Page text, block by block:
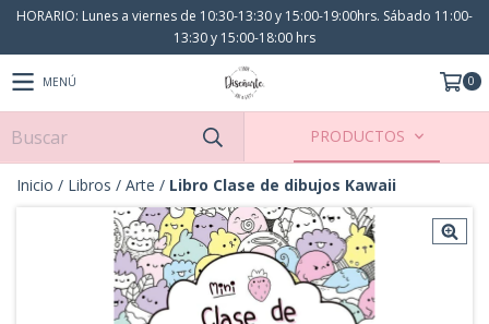
HORARIO: Lunes a viernes de 10:30-13:30 y 15:00-19:00hrs. Sábado 11:00-
13:30 y 15:00-18:00 hrs
MENÚ 0
PRODUCTOS
Inicio / Libros / Arte / Libro Clase de dibujos Kawaii